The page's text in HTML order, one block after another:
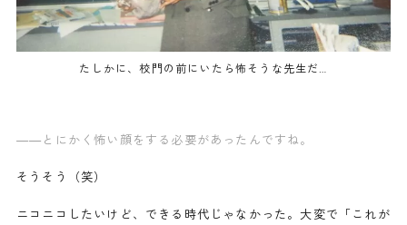
たしかに、校門の前にいたら怖そうな先生だ…
——とにかく怖い顔をする必要があったんですね。
そうそう（笑）
ニコニコしたいけど、できる時代じゃなかった。大変で「これが